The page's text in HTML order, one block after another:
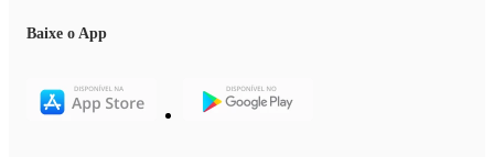
FORMATO DA TELA
Baixe o App